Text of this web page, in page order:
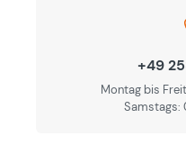
+49
Montag bis
Samstags: